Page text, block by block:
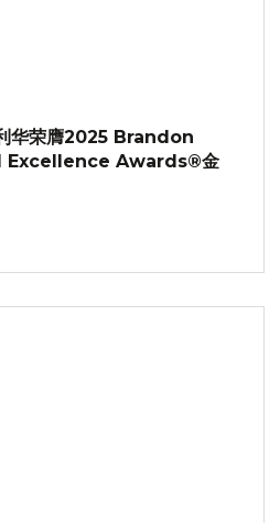
华荣膺2025 Brandon
Excellence Awards®金